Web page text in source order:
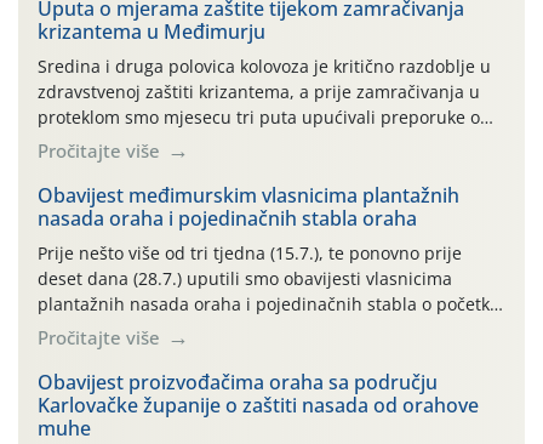
Uputa o mjerama zaštite tijekom zamračivanja
krizantema u Međimurju
Sredina i druga polovica kolovoza je kritično razdoblje u
zdravstvenoj zaštiti krizantema, a prije zamračivanja u
proteklom smo mjesecu tri puta upućivali preporuke o
preventivnim mjerama zaštite krizantema od najčešćih
uzročnika bolesti, štetnika i fito-fagnih grinja (23.7., 14.7.,
06.7.)! Na početku ovog mjeseca je zabilježeno je
povijesno i ekstremno vruće meteorološko razdoblje, uz
najviše temperature […]
Pročitajte više
Obavijest međimurskim vlasnicima plantažnih
nasada oraha i pojedinačnih stabla oraha
Prije nešto više od tri tjedna (15.7.), te ponovno prije
deset dana (28.7.) uputili smo obavijesti vlasnicima
plantažnih nasada oraha i pojedinačnih stabla o početku
leta i ovogodišnjoj potrebi usmjerenog suzbijanja
orahove muhe (Rhagoletis completa)! Već dvanaest dana
traje drugi ovogodišnji “toplinski udar”, koji naročito
izražen zadnja šest dana (31.7.-05.8.), jer najviše
temperature zraka svakodnevno […]
Pročitajte više
Obavijest proizvođačima oraha sa području
Karlovačke županije o zaštiti nasada od orahove
muhe